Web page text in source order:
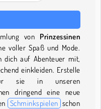
von Prinzessinen
voller Spaß und Mode.
dich auf Abenteuer mit,
einkleiden. Erstelle
für sie in unseren
dringend eine neue
Schminkspielen schon